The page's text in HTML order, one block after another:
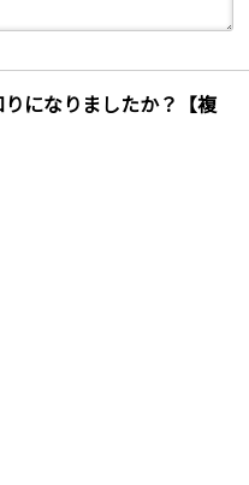
になりましたか？【複